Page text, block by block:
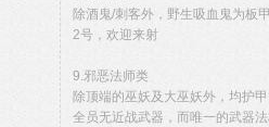
除酒鬼/刺客外，野生吸血鬼为板
2号，欢迎来射
9.邪恶法师类
除顶端的巫妖及大巫妖外，均护甲
全员无近战武器，而唯一的武器